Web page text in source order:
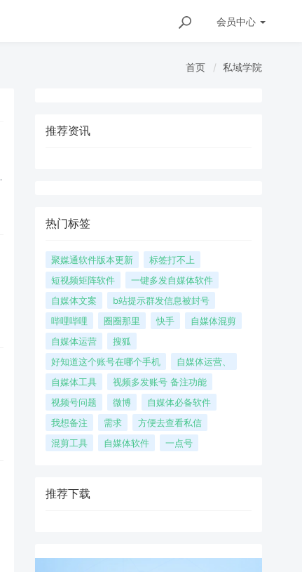
会员中心
首页 私域学院
推荐资讯
热门标签
聚媒通软件版本更新
标签打不上
短视频矩阵软件
一键多发自媒体软件
自媒体文案
b站提示群发信息被封号
哔哩哔哩
圈圈那里 快手
自媒体混剪
自媒体运营
搜狐
好知道这个账号在哪个手机
自媒体运营、
自媒体工具
视频多发账号 备注功能
视频号问题
微博
自媒体必备软件
我想备注
需求
方便去查看私信
混剪工具
自媒体软件 一点号
推荐下载